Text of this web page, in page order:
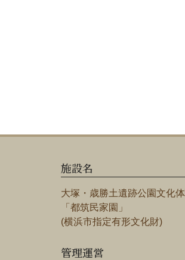
施設名
大塚・歳勝土遺跡公園文化
「都筑民家園」
(横浜市指定有形文化財)
管理運営